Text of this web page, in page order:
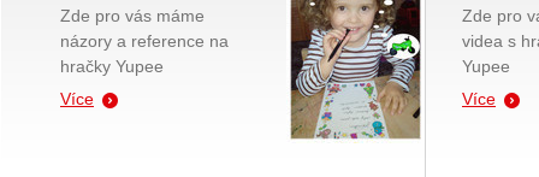
Zde pro vás máme
názory a reference na
hračky Yupee
Více
Zde pro
videa s
Yupee
Více